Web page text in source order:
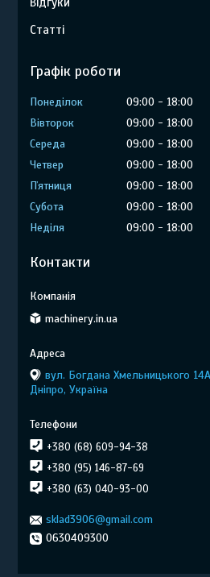
Статті
Графік роботи
Понеділок 09:00
18:00
Вівторок
09:00
18:00
Середа
09:00
18:00
Четвер
09:00
18:00
Пʼятниця
09:00
18:00
Субота
09:00
18:00
Неділя
09:00 18:00
Контакти
machinery.in.ua
вул. Богдана Хмельницького
Дніпро, Україна
+380 (68) 609-94-38
+380 (95) 146-87-69
+380 (63) 040-93-00
sklad3906@gmail.com
0630409300